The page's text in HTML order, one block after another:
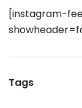
[instagram-
Tags